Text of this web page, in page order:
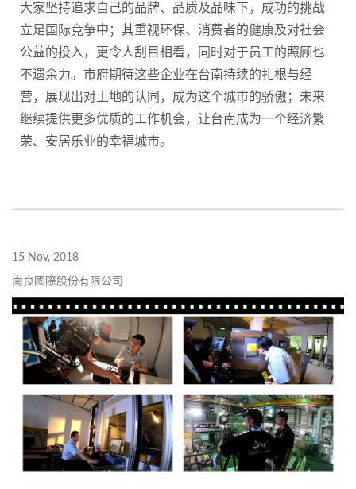
大家坚持追求自己的品牌、品质及品味下，成功的挑战
立足国际竞争中；其重视环保、消费者的健康及对社会
公益的投入，更令人刮目相看，同时对于员工的照顾也
不遗余力。市府期待这些企业在台南持续的扎根与经
营，展现出对土地的认同，成为这个城市的骄傲；未来
继续提供更多优质的工作机会，让台南成为一个经济繁
荣、安居乐业的幸福城市。
15 Nov, 2018
南良國際股份有限公司